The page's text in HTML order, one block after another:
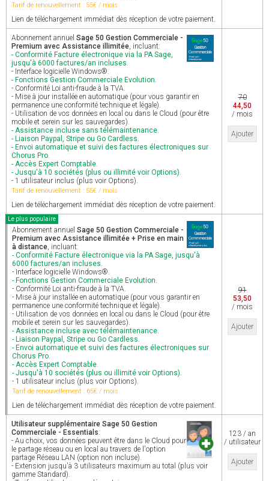
Tarif de renouvellement : 55€ / mois
Lien de téléchargement immédiat dès réception de votre paiement.
Abonnement annuel Sage 50 Gestion Commerciale -
Premium avec Assistance illimitée, incluant:
- Conformité Facture électronique via la PA Sage,
jusqu'à 6000 factures/an incluses.
- Interface logicielle Windows®.
- Fonctions Gestion Commerciale Evolution.
- Conformité Loi anti-fraude à la TVA.
- Mise à jour installée en automatique (pour vous garantir en
permanence une conformité technique et légale).
- Utilisation de vos données en local ou dans le Cloud (pour être
mobile et serein sur les sauvegardes).
- Assistance incluse sans télémaintenance.
- Liaison Paypal, Stripe ou Go Cardless.
- Envoi automatique et suivi des factures électroniques sur
Chorus Pro.
- Accès Expert Comptable.
- Jusqu'à 10 sociétés (plus ou illimité voir Options).
- 1 utilisateur inclus (plus voir Options).
Tarif de renouvellement : 55€ / mois
Lien de téléchargement immédiat dès réception de votre paiement.
70
44,50
/ mois
Ajouter
Le plus populaire
Abonnement annuel Sage 50 Gestion Commerciale -
Premium avec Assistance illimitée + Prise en main
à distance, incluant:
- Conformité Facture électronique via la PA Sage, jusqu'à
6000 factures/an incluses.
- Interface logicielle Windows®.
- Fonctions Gestion Commerciale Evolution.
- Conformité Loi anti-fraude à la TVA.
- Mise à jour installée en automatique (pour vous garantir en
permanence une conformité technique et légale).
- Utilisation de vos données en local ou dans le Cloud (pour être
mobile et serein sur les sauvegardes).
- Assistance incluse avec télémaintenance.
- Liaison Paypal, Stripe ou Go Cardless.
- Envoi automatique et suivi des factures électroniques sur
Chorus Pro.
- Accès Expert Comptable.
- Jusqu'à 10 sociétés (plus ou illimité voir Options).
- 1 utilisateur inclus (plus voir Options).
Tarif de renouvellement : 65€ / mois
Lien de téléchargement immédiat dès réception de votre paiement.
91
53,50
/ mois
Ajouter
Utilisateur supplémentaire Sage 50 Gestion
Commerciale - Essentials:
- Au choix, vos données peuvent être dans le Cloud pour
le partage réseau ou en local au travers de l'option
partage Réseau LAN (option non incluse).
- Extension jusqu'à 3 utilisateurs maximum au total (plus voir
gamme Standard).
123 / an
/ utilisateur
Ajouter